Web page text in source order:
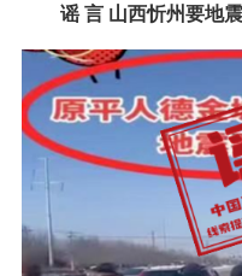
谣 言 山西忻州要地